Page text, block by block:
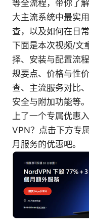
等全流程，带你了
大主流系统中最实
查，以及如何在日
下面是本次视频/文
择、安装与配置流
规要点、价格与性
查、主流服务对比
安全与附加功能等
上了一个专属优惠
VPN？点击下方专
月服务的优惠吧。